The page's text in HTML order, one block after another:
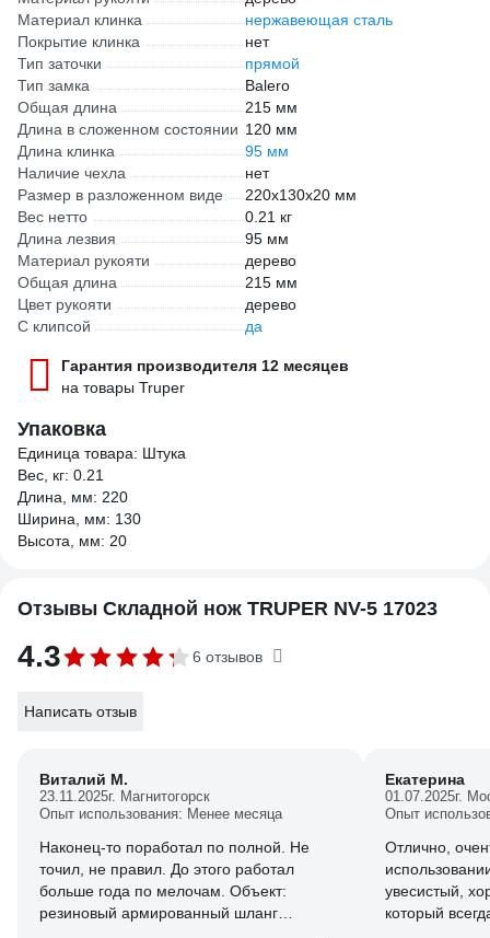
Материал клинка
нержавеющая сталь
Покрытие клинка
нет
Тип заточки
прямой
Тип замка
Balero
Общая длина
215 мм
Длина в сложенном состоянии 120 мм
Длина клинка
95 мм
Наличие чехла
нет
Размер в разложенном виде
220x130x20 мм
Вес нетто
0.21 кг
Длина лезвия
95 мм
Материал рукояти
дерево
Общая длина
215 мм
Цвет рукояти
дерево
С клипсой
да
Гарантия производителя 12 месяцев
на товары Truper
Упаковка
Единица товара: Штука
Вес, кг: 0.21
Длина, мм: 220
Ширина, мм: 130
Высота, мм: 20
Отзывы Складной нож TRUPER NV-5 17023
4.3 6 отзывов
Написать отзыв
Виталий М.
23.11.2025г. Магнитогорск
Опыт использования: Менее месяца
Наконец-то поработал по полной. Не
точил, не правил. До этого работал
больше года по мелочам. Объект:
резиновый армированный шланг
Екатерина
01.07.2025г.
Опыт
Отлично,
увесистый,
который